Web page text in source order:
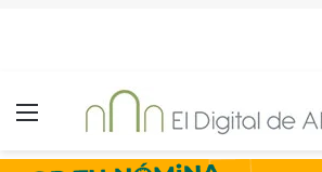
Menú